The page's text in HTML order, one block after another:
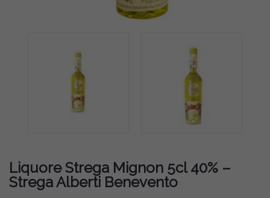
Liquore Strega Mignon 5cl 40% –
Strega Alberti Benevento